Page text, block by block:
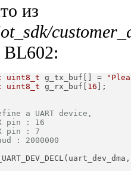
из
BL602:
uint8_t g_tx_buf[] =
uint8_t g_rx_buf[ 16 ];
a UART device,
pin : 16
pin : 7
: 2000000